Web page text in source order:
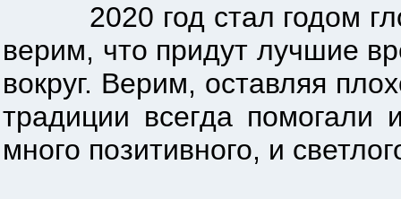
2020 год стал годом
верим, что придут лучшие
вокруг. Верим, оставляя
традиции всегда
много позитивного, и